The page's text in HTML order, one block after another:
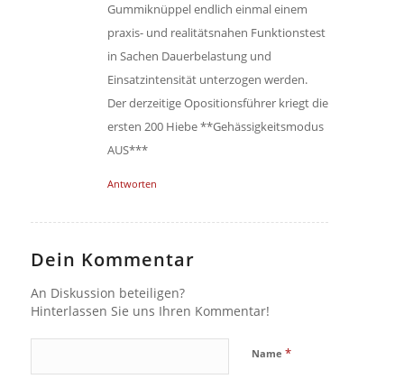
Gummiknüppel endlich einmal einem
praxis- und realitätsnahen Funktionstest
in Sachen Dauerbelastung und
Einsatzintensität unterzogen werden.
Der derzeitige Opositionsführer kriegt die
ersten 200 Hiebe **Gehässigkeitsmodus
AUS***
Antworten
Dein Kommentar
An Diskussion beteiligen?
Hinterlassen Sie uns Ihren Kommentar!
Name *